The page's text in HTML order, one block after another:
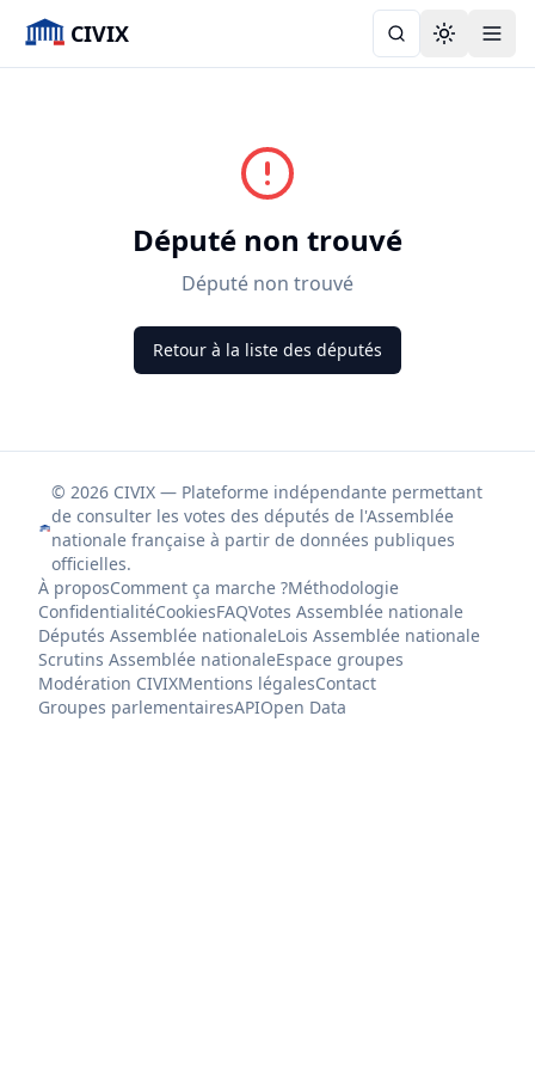
CIVIX Toggle
Député non trouvé
Député non trouvé
Retour à la liste des députés
© 2026 CIVIX — Plateforme indépendante permettant
de consulter les votes des députés de l'Assemblée
nationale française à partir de données publiques
officielles.
À proposComment ça marche ?Méthodologie
ConfidentialitéCookiesFAQVotes Assemblée nationale
Députés Assemblée nationaleLois Assemblée nationale
Scrutins Assemblée nationaleEspace groupes
Modération CIVIXMentions légalesContact
Groupes parlementairesAPIOpen Data